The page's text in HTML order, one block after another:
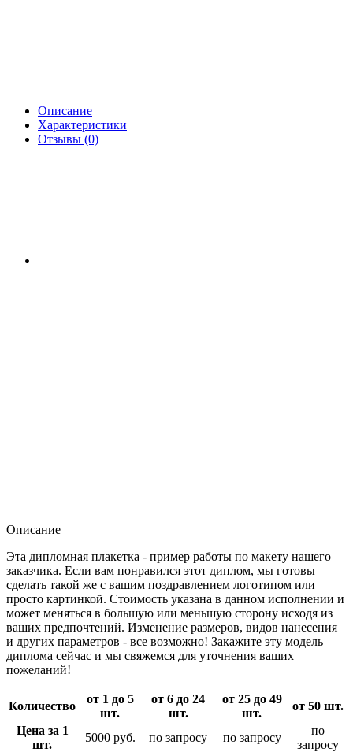
Описание
Характеристики
Отзывы (0)
Описание
Эта дипломная плакетка - пример работы по макету нашего
заказчика. Если вам понравился этот диплом, мы готовы
сделать такой же с вашим поздравлением логотипом или
просто картинкой. Стоимость указана в данном исполнении и
может меняться в большую или меньшую сторону исходя из
ваших предпочтений. Изменение размеров, видов нанесения
и других параметров - все возможно! Закажите эту модель
диплома сейчас и мы свяжемся для уточнения ваших
пожеланий!
Количество
от 1 до 5
шт.
от 6 до 24
шт.
от 25 до 49
шт.
от 50 шт.
Цена за 1
шт.
5000 руб. по запросу по запросу
по
запросу